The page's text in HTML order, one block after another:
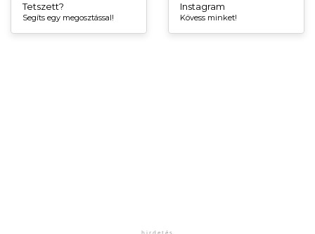
Tetszett?
Segíts egy megosztással!
Instagram
Kövess minket!